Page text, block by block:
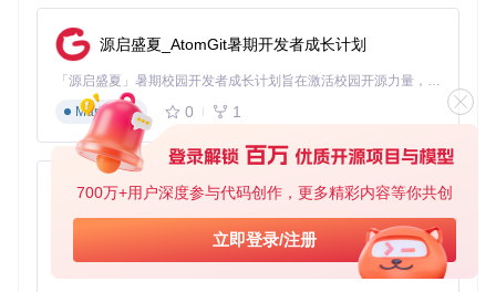
700万+用户深度参与代码创作，更多精彩内容等你共创
立即登录/注册
源启盛夏_AtomGit暑期开发者成长计划
「源启盛夏」暑期校园开发者成长计划旨在激活校园开源力量，通过积分激励、认证扶持、资源倾斜等形式，引导高校组织和开发者完成「入驻 — 建项目 — 做贡献 — 获认证 — 得资源」的完整闭环。无论你是想带领社团入驻平台的组织者，还是希望用代码贡献证明自己的开发者，都能在这里找到属于你的成长路径。
Markdown
0 1
py-xiaozhi
基于Python的Xiaozhi AI，适用于想要完整Xiaozhi体验而无需拥有专用硬件的用户。
Python
0 1